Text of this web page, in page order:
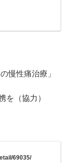
慢性痛治療」
を（協力）
69035/